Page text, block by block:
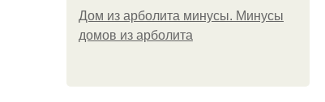
Дом из арболита минусы. Минусы
домов из арболита